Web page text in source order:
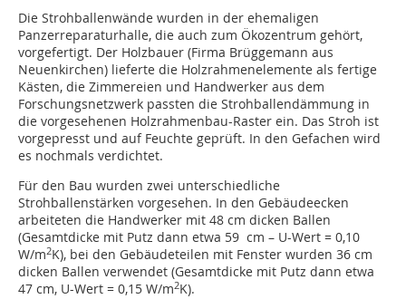
Die Strohballenwände wurden in der ehemaligen
Panzerreparaturhalle, die auch zum Ökozentrum gehört,
vorgefertigt. Der Holzbauer (Firma Brüggemann aus
Neuenkirchen) lieferte die Holzrahmenelemente als fertige
Kästen, die Zimmereien und Handwerker aus dem
Forschungsnetzwerk passten die Strohballendämmung in
die vorgesehenen Holzrahmenbau-Raster ein. Das Stroh ist
vorgepresst und auf Feuchte geprüft. In den Gefachen wird
es nochmals verdichtet.
Für den Bau wurden zwei unterschiedliche
Strohballenstärken vorgesehen. In den Gebäudeecken
arbeiteten die Handwerker mit 48 cm dicken Ballen
(Gesamtdicke mit Putz dann etwa 59 cm – U-Wert = 0,10
W/m2K), bei den Gebäudeteilen mit Fenster wurden 36 cm
dicken Ballen verwendet (Gesamtdicke mit Putz dann etwa
47 cm, U-Wert = 0,15 W/m2K).